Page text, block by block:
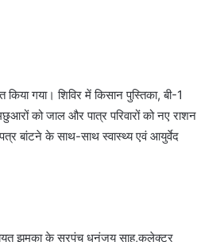
किया गया। शिविर में किसान पुस्तिका, बी-1
मछुआरों को जाल और पात्र परिवारों को नए राशन
बांटने के साथ-साथ स्वास्थ्य एवं आयुर्वेद
झुमका के सरपंच धनंजय साहू,कलेक्टर